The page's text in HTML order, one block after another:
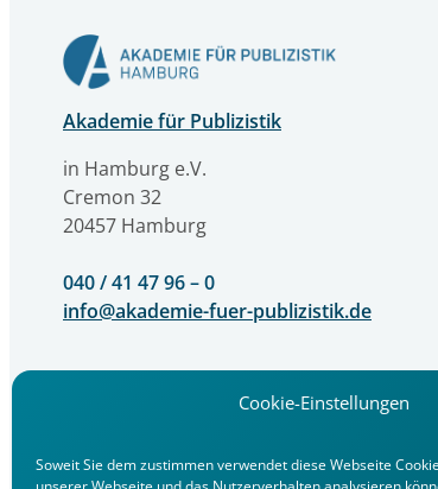
Cookie-Einstellungen
Soweit Sie dem zustimmen verwendet diese Webseite
Akademie für Publizistik
in Hamburg e.V.
Cremon 32
20457 Hamburg
040 / 41 47 96 – 0
info@akademie-fuer-publizistik.de